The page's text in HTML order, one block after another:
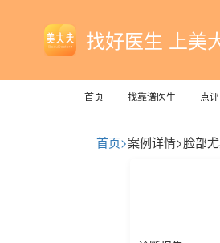
找好医生 上美
首页 找靠谱医生 点评
首页>案例详情>脸部